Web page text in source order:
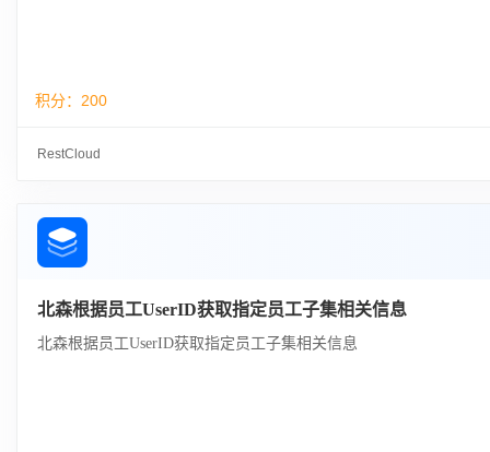
积分： 200
RestCloud
北森根据员工UserID获取指定员工子集相关信息
北森根据员工UserID获取指定员工子集相关信息